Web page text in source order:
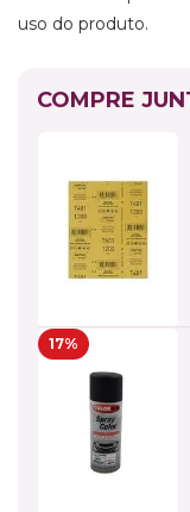
uso do produto.
COMPRE
17%